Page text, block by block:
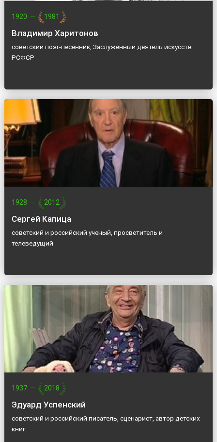
1920 — 1981
Владимир Харитонов
советский поэт-песенник, Заслуженный деятель искусств
РСФСР
1928 — 2012
Сергей Капица
советский и российский ученый, просветитель и
телеведущий
1937 — 2018
Эдуард Успенский
советский и российский писатель, сценарист, автор детских
книг